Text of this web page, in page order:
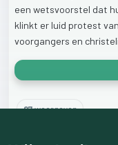
een wetsvoorstel dat
klinkt er luid protest
voorgangers en
27weergaven